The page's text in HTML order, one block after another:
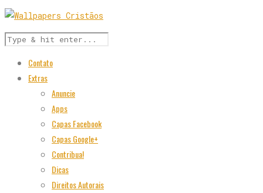
Contato
Extras
Anuncie
Apps
Capas Facebook
Capas Google+
Contribua!
Dicas
Direitos Autorais